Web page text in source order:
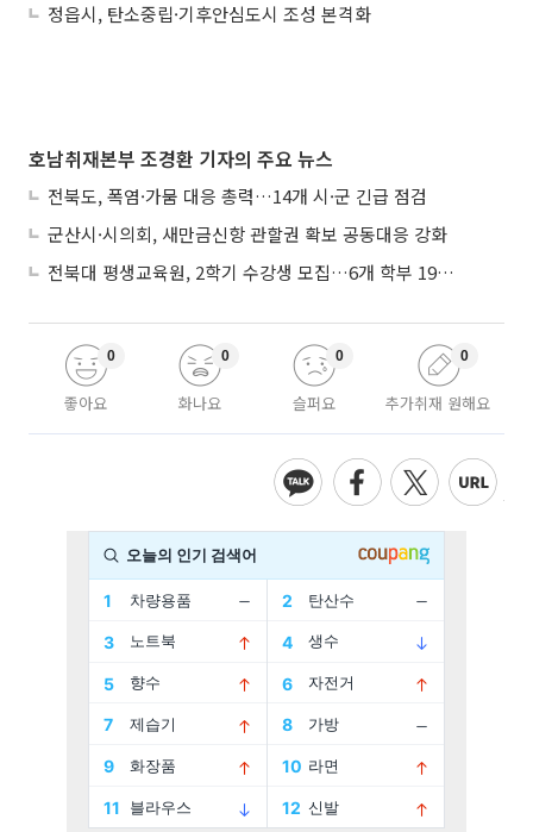
정읍시, 탄소중립·기후안심도시 조성 본격화
호남취재본부 조경환 기자의 주요 뉴스
전북도, 폭염·가뭄 대응 총력…14개 시·군 긴급 점검
군산시·시의회, 새만금신항 관할권 확보 공동대응 강화
전북대 평생교육원, 2학기 수강생 모집…6개 학부 193개 강좌
좋아요
0
화나요
0
슬퍼요
0
추가취재 원해요
0